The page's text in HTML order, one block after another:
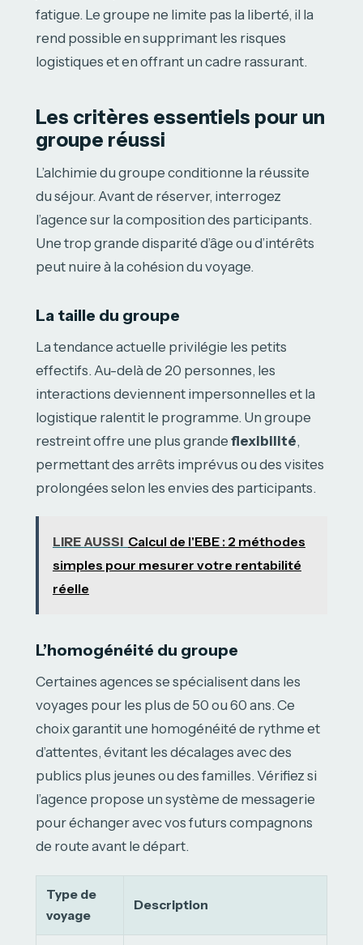
fatigue. Le groupe ne limite pas la liberté, il la
rend possible en supprimant les risques
logistiques et en offrant un cadre rassurant.
Les critères essentiels pour un
groupe réussi
L’alchimie du groupe conditionne la réussite
du séjour. Avant de réserver, interrogez
l’agence sur la composition des participants.
Une trop grande disparité d’âge ou d’intérêts
peut nuire à la cohésion du voyage.
La taille du groupe
La tendance actuelle privilégie les petits
effectifs. Au-delà de 20 personnes, les
interactions deviennent impersonnelles et la
logistique ralentit le programme. Un groupe
restreint offre une plus grande flexibilité,
permettant des arrêts imprévus ou des visites
prolongées selon les envies des participants.
LIRE AUSSI Calcul de l'EBE : 2 méthodes
simples pour mesurer votre rentabilité
réelle
L’homogénéité du groupe
Certaines agences se spécialisent dans les
voyages pour les plus de 50 ou 60 ans. Ce
choix garantit une homogénéité de rythme et
d’attentes, évitant les décalages avec des
publics plus jeunes ou des familles. Vérifiez si
l’agence propose un système de messagerie
pour échanger avec vos futurs compagnons
de route avant le départ.
Type de
voyage
Description